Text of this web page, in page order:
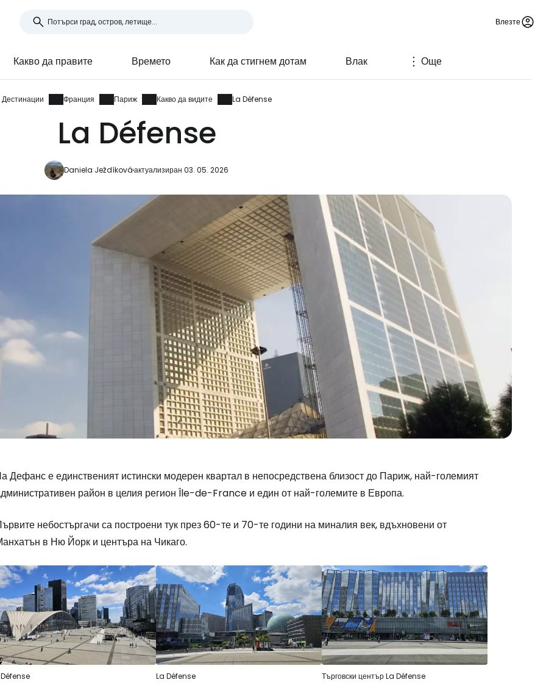
Влезте
Какво да правите Времето Как да стигнем дотам Влак Още
Дестинации Франция Париж Какво да видите La Défense
La Défense
Daniela Ježdíkováактуализиран 03. 05. 2026
Дефанс е единственият истински модерен квартал в непосредствена близост до Париж, най-големият
район в целия регион Île-de-France и един от най-големите в Европа.
небостъргачи са построени тук през 60-те и 70-те години на миналия век, вдъхновени от
в Ню Йорк и центъра на Чикаго.
La Défense Търговски център La Défense